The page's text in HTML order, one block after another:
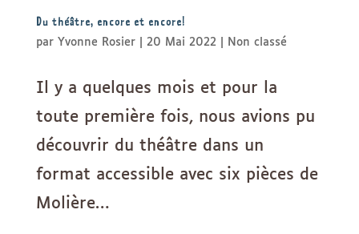
Du théâtre, encore et encore!
par Yvonne Rosier| 20 Mai 2022| Non classé
Il y a quelques mois et pour la
toute première fois, nous avions pu
découvrir du théâtre dans un
format accessible avec six pièces de
Molière…